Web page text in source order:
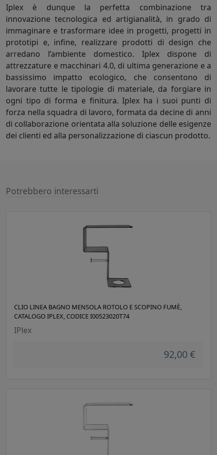
Iplex è dunque la perfetta combinazione tra
innovazione tecnologica ed artigianalità, in grado di
immaginare e trasformare idee in progetti, progetti in
prototipi e, infine, realizzare prodotti di design che
arredano l’ambiente domestico. Iplex dispone di
attrezzature e macchinari 4.0, di ultima generazione e a
bassissimo impatto ecologico, che consentono di
lavorare tutte le tipologie di materiale, da forgiare in
ogni tipo di forma e finitura. Iplex ha i suoi punti di
forza nella squadra di lavoro, formata da decine di anni
di collaborazione orientata alla soluzione delle esigenze
dei clienti ed alla personalizzazione di ciascun prodotto.
Potrebbero interessarti
CLIO LINEA BAGNO MENSOLA ROTOLO E SCOPINO FUMÈ,
CATALOGO IPLEX, CODICE I00523020T74
IPlex
92,00 €